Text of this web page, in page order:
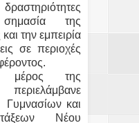
της
την εμπειρία
σε περιοχές
μέρος της
και
Νέου